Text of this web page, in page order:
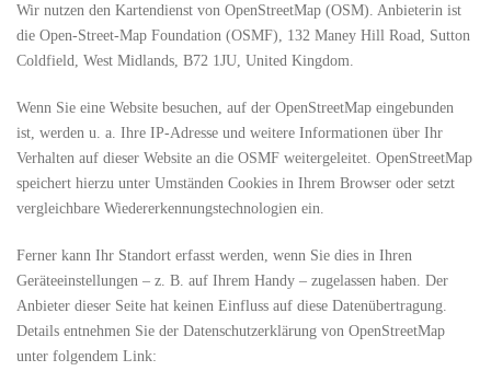
Wir nutzen den Kartendienst von OpenStreetMap (OSM). Anbieterin ist
die Open-Street-Map Foundation (OSMF), 132 Maney Hill Road, Sutton
Coldfield, West Midlands, B72 1JU, United Kingdom.
Wenn Sie eine Website besuchen, auf der OpenStreetMap eingebunden
ist, werden u. a. Ihre IP-Adresse und weitere Informationen über Ihr
Verhalten auf dieser Website an die OSMF weitergeleitet. OpenStreetMap
speichert hierzu unter Umständen Cookies in Ihrem Browser oder setzt
vergleichbare Wiedererkennungstechnologien ein.
Ferner kann Ihr Standort erfasst werden, wenn Sie dies in Ihren
Geräteeinstellungen – z. B. auf Ihrem Handy – zugelassen haben. Der
Anbieter dieser Seite hat keinen Einfluss auf diese Datenübertragung.
Details entnehmen Sie der Datenschutzerklärung von OpenStreetMap
unter folgendem Link: